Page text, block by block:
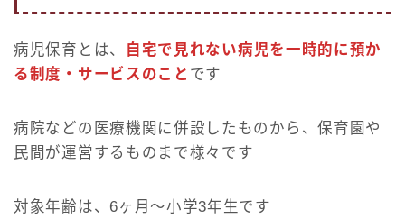
病児保育とは、
自宅で見れない病児を一時的に預か
る制度・サービスのこと です
病院などの医療機関に併設したものから、保育園や
民間が運営するものまで様々です
対象年齢は、6ヶ月〜小学3年生です